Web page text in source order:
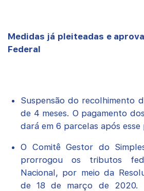
Medidas já pleiteadas e
Federal
Suspensão do recolhimento
de 4 meses. O pagamento
dará em 6 parcelas após esse
O Comitê Gestor do
prorrogou os tributos
Nacional, por meio da
de 18 de março de 2020.